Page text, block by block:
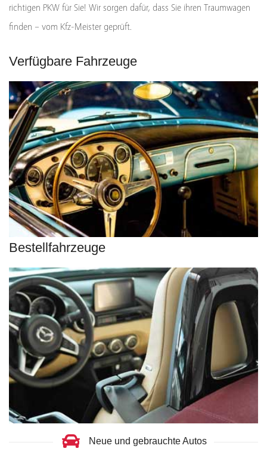
richtigen PKW für Sie! Wir sorgen dafür, dass Sie ihren Traumwagen
finden – vom Kfz-Meister geprüft.
Verfügbare Fahrzeuge
Fahrzeuge vor Ort
Unsere direkt verfügbaren Neuwagen und
Gebrauchtfahrzeuge finden Sie in der Ludwigluster Chaussee
in Grabow und auch hier online.
Jetzt entdecken
Bestellfahrzeuge
Bestellfahrzeuge
Wählen Sie aus ca. 40.000 direkt verfügbaren EU-Neuwagen
und Bestellfahrzeugen. Wir finden Ihr Wunschauto zum
besten Preis.
Jetzt entdecken
Neue und gebrauchte Autos